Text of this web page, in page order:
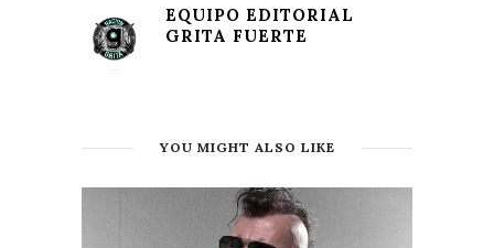
EQUIPO EDITORIAL
GRITA FUERTE
YOU MIGHT ALSO LIKE